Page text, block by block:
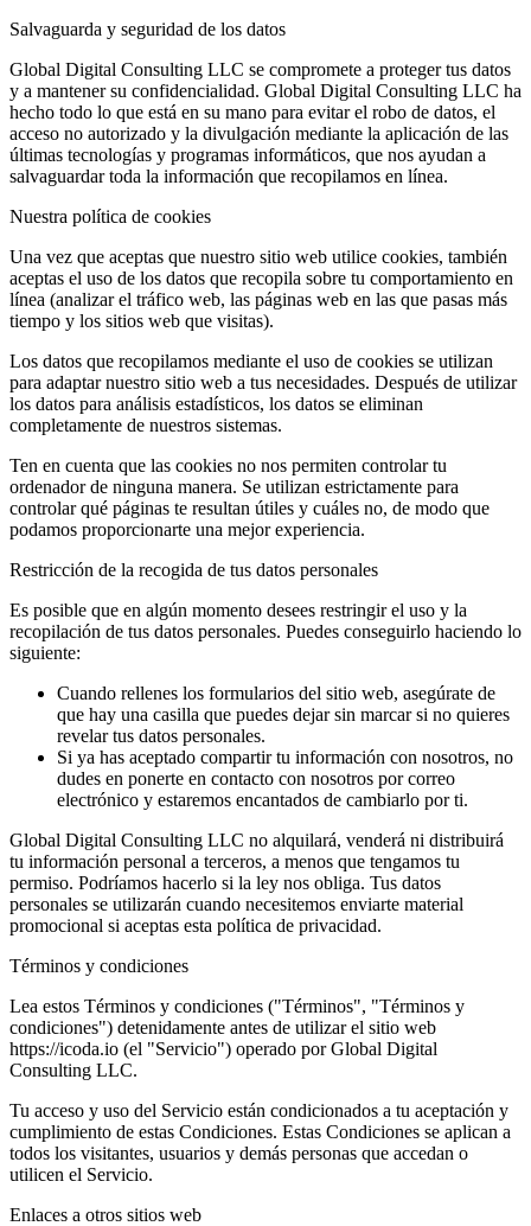
Salvaguarda y seguridad de los datos
Global Digital Consulting LLC se compromete a proteger tus datos
y a mantener su confidencialidad. Global Digital Consulting LLC ha
hecho todo lo que está en su mano para evitar el robo de datos, el
acceso no autorizado y la divulgación mediante la aplicación de las
últimas tecnologías y programas informáticos, que nos ayudan a
salvaguardar toda la información que recopilamos en línea.
Nuestra política de cookies
Una vez que aceptas que nuestro sitio web utilice cookies, también
aceptas el uso de los datos que recopila sobre tu comportamiento en
línea (analizar el tráfico web, las páginas web en las que pasas más
tiempo y los sitios web que visitas).
Los datos que recopilamos mediante el uso de cookies se utilizan
para adaptar nuestro sitio web a tus necesidades. Después de utilizar
los datos para análisis estadísticos, los datos se eliminan
completamente de nuestros sistemas.
Ten en cuenta que las cookies no nos permiten controlar tu
ordenador de ninguna manera. Se utilizan estrictamente para
controlar qué páginas te resultan útiles y cuáles no, de modo que
podamos proporcionarte una mejor experiencia.
Restricción de la recogida de tus datos personales
Es posible que en algún momento desees restringir el uso y la
recopilación de tus datos personales. Puedes conseguirlo haciendo lo
siguiente:
Cuando rellenes los formularios del sitio web, asegúrate de
que hay una casilla que puedes dejar sin marcar si no quieres
revelar tus datos personales.
Si ya has aceptado compartir tu información con nosotros, no
dudes en ponerte en contacto con nosotros por correo
electrónico y estaremos encantados de cambiarlo por ti.
Global Digital Consulting LLC no alquilará, venderá ni distribuirá
tu información personal a terceros, a menos que tengamos tu
permiso. Podríamos hacerlo si la ley nos obliga. Tus datos
personales se utilizarán cuando necesitemos enviarte material
promocional si aceptas esta política de privacidad.
Términos y condiciones
Lea estos Términos y condiciones ("Términos", "Términos y
condiciones") detenidamente antes de utilizar el sitio web
https://icoda.io (el "Servicio") operado por Global Digital
Consulting LLC.
Tu acceso y uso del Servicio están condicionados a tu aceptación y
cumplimiento de estas Condiciones. Estas Condiciones se aplican a
todos los visitantes, usuarios y demás personas que accedan o
utilicen el Servicio.
Enlaces a otros sitios web